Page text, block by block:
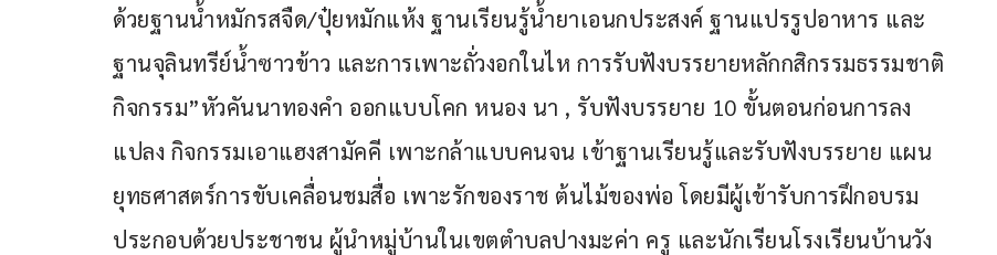
ด้วยฐานน้ำหมักรสจืด/ปุ๋ยหมักแห้ง ฐานเรียนรู้น้ำยาเอนกประสงค์ ฐานแปรรูปอาหาร และ
ฐานจุลินทรีย์น้ำซาวข้าว และการเพาะถั่วงอกในไห การรับฟังบรรยายหลักกสิกรรมธรรมชาติ
กิจกรรม”หัวคันนาทองคำ ออกแบบโคก หนอง นา , รับฟังบรรยาย 10 ขั้นตอนก่อนการลง
แปลง กิจกรรมเอาแฮงสามัคคี เพาะกล้าแบบคนจน เข้าฐานเรียนรู้และรับฟังบรรยาย แผน
ยุทธศาสตร์การขับเคลื่อนชมสื่อ เพาะรักของราช ต้นไม้ของพ่อ โดยมีผู้เข้ารับการฝึกอบรม
ประกอบด้วยประชาชน ผู้นำหมู่บ้านในเขตตำบลปางมะค่า ครู และนักเรียนโรงเรียนบ้านวัง